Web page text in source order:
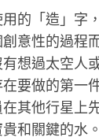
的「造」字
意性的過程
想過太空人
要做的第一
其他行星上
和關鍵的水